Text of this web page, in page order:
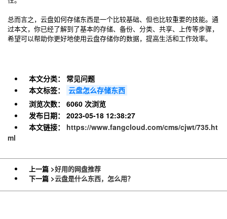
总而言之，云盘如何存储东西是一个比较基础、但也比较重要的技能。通
过本文，你已经了解到了基本的存储、备份、分类、共享、上传等步骤，
希望可以帮助你更好地使用云盘存储你的数据，提高生活和工作效率。
本文分类：
常见问题
本文标签：
云盘怎么存储东西
浏览次数：
6060 次浏览
发布日期：
2023-05-18 12:38:27
本文链接：
https://www.fangcloud.com/cms/cjwt/735.ht
ml
上一篇 >好用的网盘推荐
下一篇 >云盘是什么东西，怎么用？